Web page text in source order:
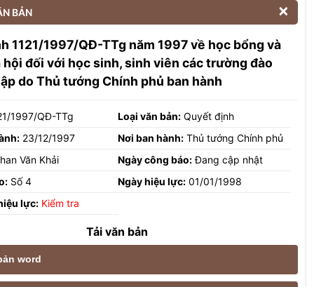
BẢN 
1121/1997/QĐ-TTg năm 1997 về học bổng và
hội đối với học sinh, sinh viên các trường đào
do Thủ tướng Chính phủ ban hành
1997/QĐ-TTg Loại văn bản: Quyết định
23/12/1997 Nơi ban hành: Thủ tướng Chính phủ
Văn Khải Ngày công báo:Đang cập nhật
Số 4 Ngày hiệu lực: 01/01/1998
lực: Kiểm tra
Tải văn bản
word